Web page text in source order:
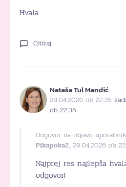
Hvala
Citiraj
Nataša Tul Mandić
28.04.2026 ob 22:35
ob 22:35
Odgovor na objavo
Pikapoka2, 28.04.2026 ob
Najprej res najlepša
odgovor!